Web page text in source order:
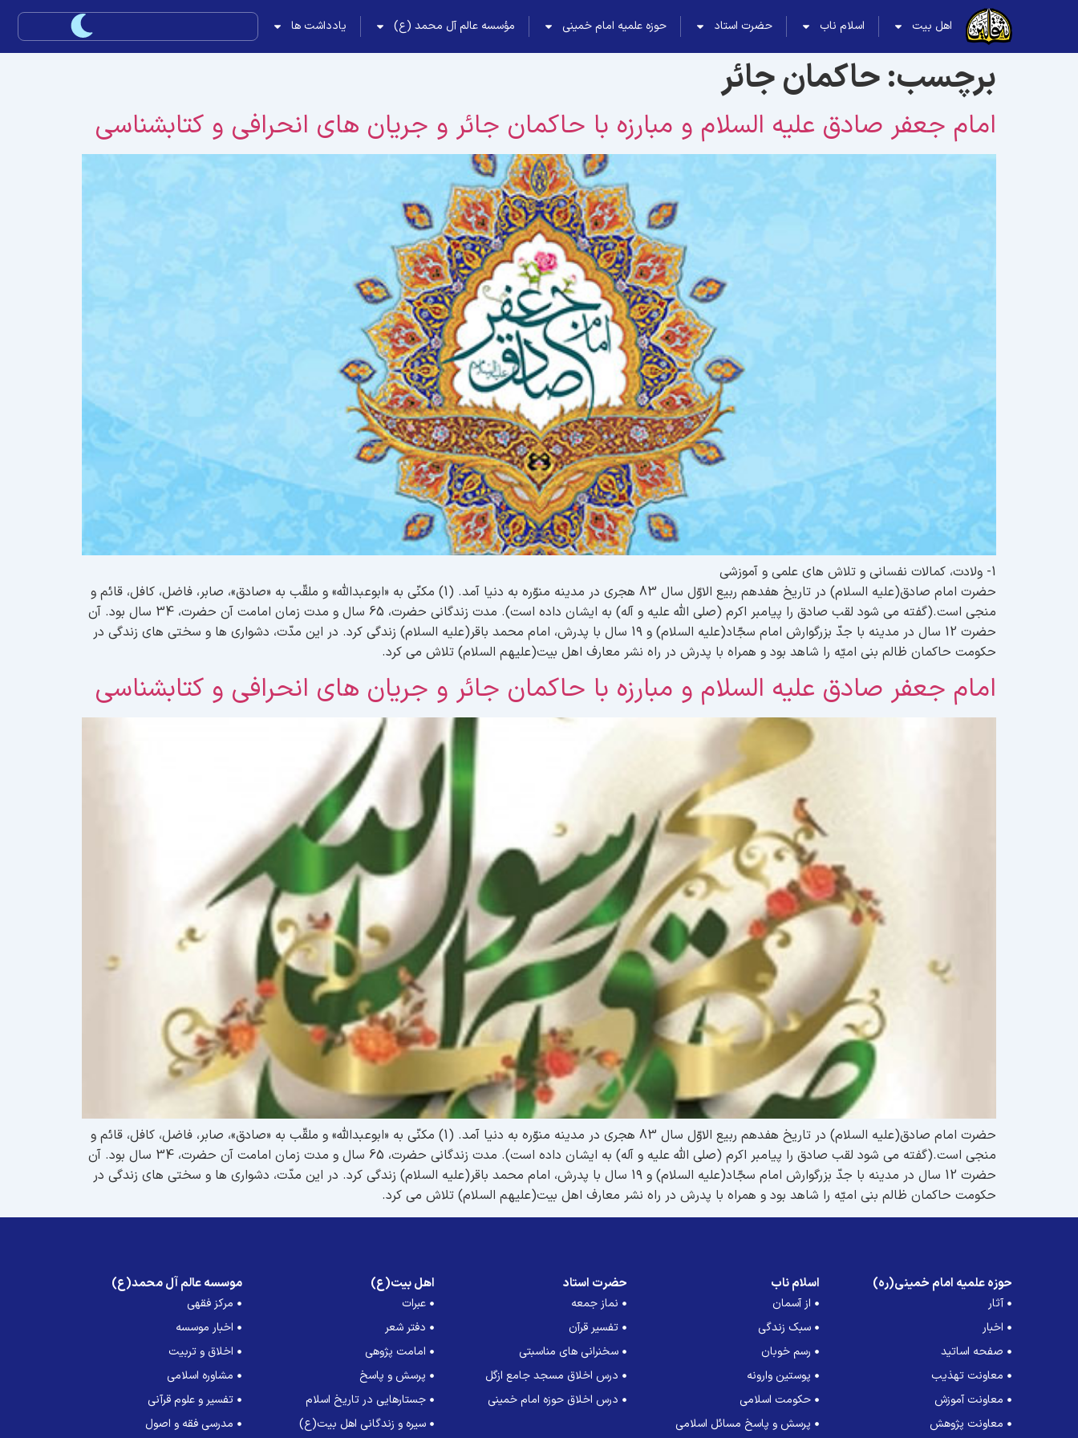
اهل بیت اسلام ناب حضرت استاد حوزه علمیه امام خمینی مؤسسه عالم آل محمد (ع) یادداشت ها
برچسب:حاکمان جائر
امام جعفر صادق علیه السلام و مبارزه با حاکمان جائر و جریان های انحرافی و کتابشناسی
1- ولادت، كمالات نفسانی و تلاش های علمی و آموزشی
حضرت امام صادق(علیه السلام) در تاریخ هفدهم ربیع الاوّل سال 83 هجری در مدینه منوّره به دنیا آمد. (1) مكنّی به «ابوعبدالله» و ملقّب به «صادق»، صابر، فاضل، کافل، قائم و
منجی است.(گفته می شود لقب صادق را پیامبر اکرم (صلی الله علیه و آله) به ایشان داده است). مدت زندگانی حضرت، 65 سال و مدت زمان امامت آن حضرت، 34 سال بود. آن
حضرت 12 سال در مدینه با جدّ بزرگوارش امام سجّاد(علیه السلام) و 1۹ سال با پدرش، امام محمد باقر(علیه السلام) زندگی کرد. در این مدّت، دشواری ها و سختی های زندگی در
حکومت حاکمان ظالم بنی امیّه را شاهد بود و همراه با پدرش در راه نشر معارف اهل بیت(علیهم السلام) تلاش می کرد.
امام جعفر صادق علیه السلام و مبارزه با حاکمان جائر و جریان های انحرافی و کتابشناسی
حضرت امام صادق(علیه السلام) در تاریخ هفدهم ربیع الاوّل سال 83 هجری در مدینه منوّره به دنیا آمد. (1) مكنّی به «ابوعبدالله» و ملقّب به «صادق»، صابر، فاضل، کافل، قائم و
منجی است.(گفته می شود لقب صادق را پیامبر اکرم (صلی الله علیه و آله) به ایشان داده است). مدت زندگانی حضرت، 65 سال و مدت زمان امامت آن حضرت، 34 سال بود. آن
حضرت 12 سال در مدینه با جدّ بزرگوارش امام سجّاد(علیه السلام) و 1۹ سال با پدرش، امام محمد باقر(علیه السلام) زندگی کرد. در این مدّت، دشواری ها و سختی های زندگی در
حکومت حاکمان ظالم بنی امیّه را شاهد بود و همراه با پدرش در راه نشر معارف اهل بیت(علیهم السلام) تلاش می کرد.
حوزه علمیه امام خمینی(ره)
آثار
اخبار
صفحه اساتید
معاونت تهذیب
معاونت آموزش
معاونت پژوهش
اسلام ناب
از آسمان
سبک زندگی
رسم خوبان
پوستین وارونه
حکومت اسلامی
پرسش و پاسخ مسائل اسلامی
حضرت استاد
نماز جمعه
تفسیر قرآن
سخنرانی های مناسبتی
درس اخلاق مسجد جامع ازگل
درس اخلاق حوزه امام خمینی
اهل بیت(ع)
عبرات
دفتر شعر
امامت پژوهی
پرسش و پاسخ
جستارهایی در تاریخ اسلام
سیره و زندگانی اهل بیت(ع)
موسسه عالم آل محمد(ع)
مرکز فقهی
اخبار موسسه
اخلاق و تربیت
مشاوره اسلامی
تفسیر و علوم قرآنی
مدرسی فقه و اصول